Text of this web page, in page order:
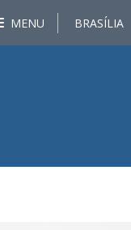
MENU BRASÍLIA